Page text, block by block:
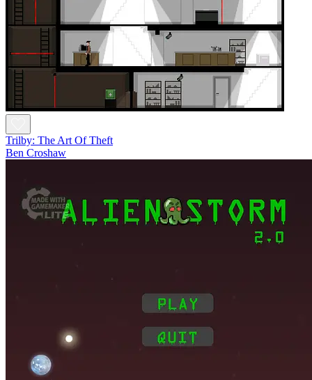
Trilby: The Art Of Theft
Ben Croshaw